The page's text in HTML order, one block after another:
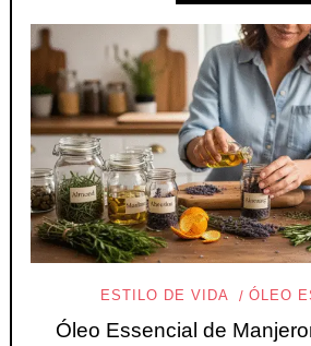
ESTILO DE VIDA ÓLEO
Óleo Essencial de